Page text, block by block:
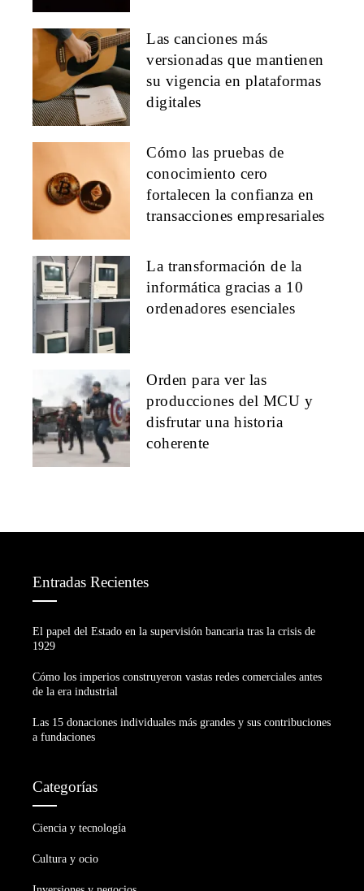
Las canciones más
versionadas que mantienen
su vigencia en plataformas
digitales
Cómo las pruebas de
conocimiento cero
fortalecen la confianza en
transacciones empresariales
La transformación de la
informática gracias a 10
ordenadores esenciales
Orden para ver las
producciones del MCU y
disfrutar una historia
coherente
Entradas Recientes
El papel del Estado en la supervisión bancaria tras la crisis de
1929
Cómo los imperios construyeron vastas redes comerciales antes
de la era industrial
Las 15 donaciones individuales más grandes y sus contribuciones
a fundaciones
Categorías
Ciencia y tecnología
Cultura y ocio